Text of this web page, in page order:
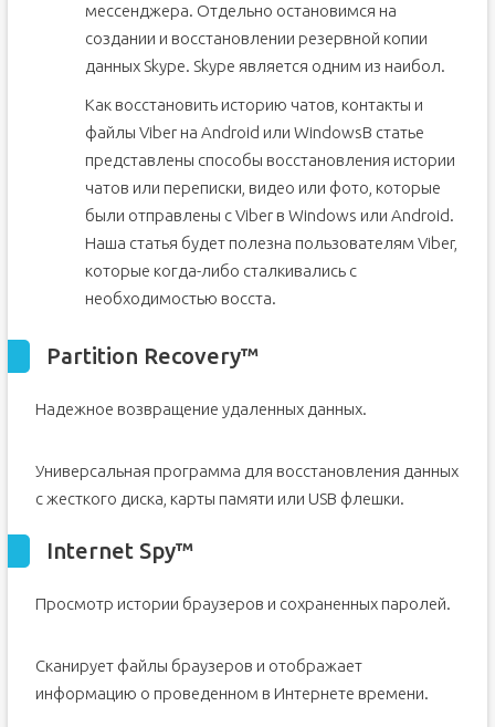
мессенджера. Отдельно остановимся на
создании и восстановлении резервной копии
данных Skype. Skype является одним из наибол.
Как восстановить историю чатов, контакты и
файлы Viber на Android или WindowsВ статье
представлены способы восстановления истории
чатов или переписки, видео или фото, которые
были отправлены с Viber в Windows или Android.
Наша статья будет полезна пользователям Viber,
которые когда-либо сталкивались с
необходимостью восста.
Partition Recovery™
Надежное возвращение удаленных данных.
Универсальная программа для восстановления данных
с жесткого диска, карты памяти или USB флешки.
Internet Spy™
Просмотр истории браузеров и сохраненных паролей.
Сканирует файлы браузеров и отображает
информацию о проведенном в Интернете времени.